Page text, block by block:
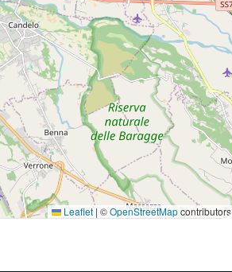
Leaflet | ©OpenStreetMapcontributors